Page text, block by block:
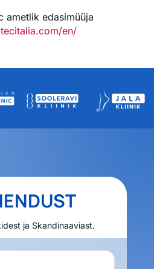
ametlik edasimüüja
en/
ja Skandinaaviast.